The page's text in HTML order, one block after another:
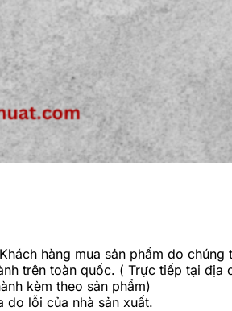
hàng mua sản phẩm do
trên toàn quốc. ( Trực tiếp tại
kèm theo sản phẩm)
do lỗi của nhà sản xuất.